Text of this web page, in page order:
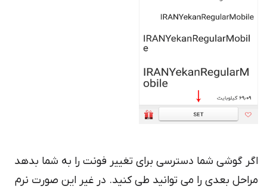
اگر گوشی شما دسترسی برای تغییر فونت را به شما بدهد
مراحل بعدی را می توانید طی کنید. در غیر این صورت نرم